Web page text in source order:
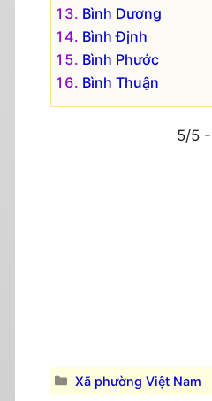
Bình Dương
Bình Định
Bình Phước
Bình Thuận
5/5
Danh
Xã phường Việt Nam